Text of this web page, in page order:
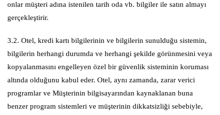
onlar müşteri adına istenilen tarih oda vb. bilgiler ile satın almayı
gerçekleştirir.
3.2. Otel, kredi kartı bilgilerinin ve bilgilerin sunulduğu sistemin,
bilgilerin herhangi durumda ve herhangi şekilde görünmesini veya
kopyalanmasını engelleyen özel bir güvenlik sisteminin koruması
altında olduğunu kabul eder. Otel, aynı zamanda, zarar verici
programlar ve Müşterinin bilgisayarından kaynaklanan buna
benzer program sistemleri ve müşterinin dikkatsizliği sebebiyle,